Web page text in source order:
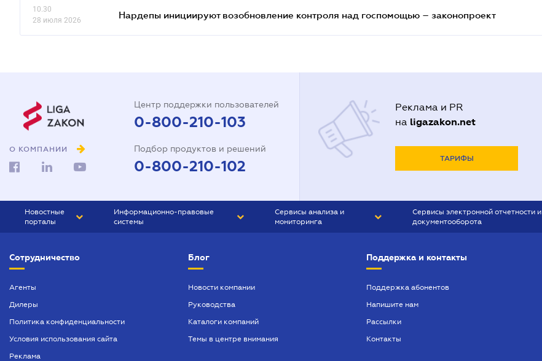
10.30
28 июля 2026
Нардепы инициируют возобновление контроля над госпомощью – законопроект
О КОМПАНИИ
Центр поддержки пользователей
0-800-210-103
Подбор продуктов и решений
0-800-210-102
Реклама и PR
на ligazakon.net
ТАРИФЫ
Новостные
порталы
БИЗНЕС
Информационно-правовые
системы
БУХГАЛТЕР ПРОФ
ЮРИСТ ПРОФ
Сервисы анализа и
мониторинга
Сервисы электронной отчетности и
документооборота
Сотрудничество
Агенты
Дилеры
Политика конфиденциальности
Условия использования сайта
Реклама
Блог
Новости компании
Руководства
Каталоги компаний
Темы в центре внимания
Поддержка и контакты
Поддержка абонентов
Напишите нам
Рассылки
Контакты